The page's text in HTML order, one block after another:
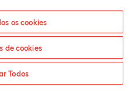
de Género
Pedido informações
os cookies
de cookies
Todos